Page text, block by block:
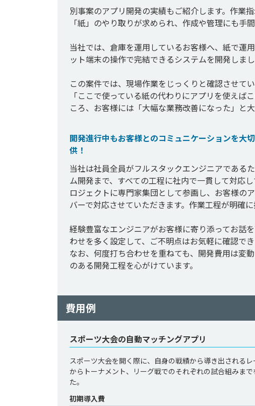
別事案のアプリ開発の実績もご紹介します。作業
「紙」のやり取りが求められ、作成や管理にも
当社では、倉庫を運用しているお客様へ、紙で運
ット端末の操作で完結できるシステムを開発しま
この案件では、現場作業をじっくりと確認させて
「ここで使っている紙の代わりにアプリを使え
ころ、お客様には「大幅な業務改善になった」と
開発進行中もお客様とのコミュニケーションを大
供！
当社は社員全員がフルスタックエンジニアである
ム開発まで、すべての工程に社内で一貫して対応
ロジェクトに専門家集団として参画し、お客様の
バーで対応させていただきます。作業工程が明確
経験豊富なエンジニアがお客様に寄り添ってお話
わせを多く設定して、ご不明点はお気軽に確認で
なお、何度打ち合わせを重ねても、開発費用は変
のある開発工程を心がけています。
費用例
スポーツ大会の自動マッチングアプリ
スポーツ大会を開く際に、自身の戦績から導き出される
からトーナメント、リーグ戦でのそれぞれの試合組みま
た。
初期導入費